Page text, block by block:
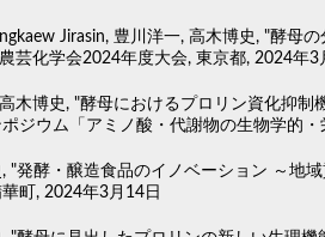
Jirasin, 豊川洋一, 高木博史, "酵母
芸化学会2024年度大会, 東京都, 2024年3
木博史, "酵母におけるプロリン資化抑
ジウム「アミノ酸・代謝物の生物学的
"発酵・醸造食品のイノベーション ～地
町, 2024年3月14日